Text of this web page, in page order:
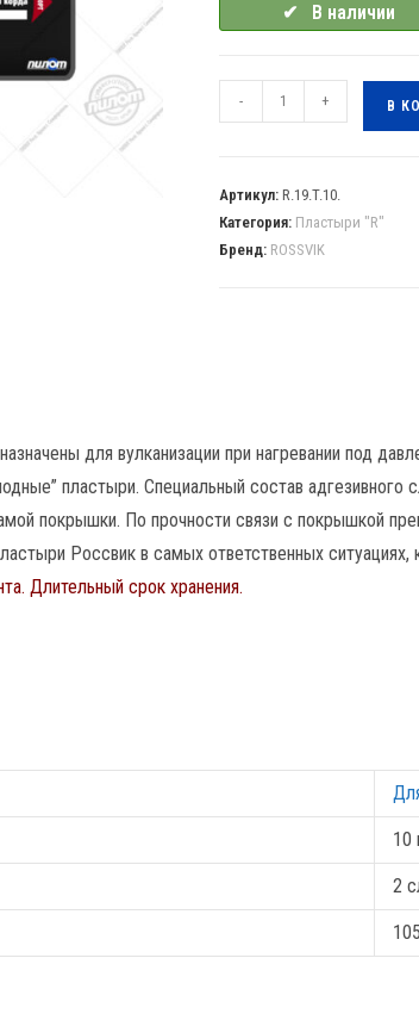
✔⠀В наличии
- + В
Артикул:R.19.T.10.
Категория: Пластыри "R"
Бренд: ROSSVIK
для вулканизации при нагревании под
пластыри. Специальный состав
покрышки. По прочности связи с покрышкой
Россвик в самых ответственных
Длительный срок хранения.
10
2